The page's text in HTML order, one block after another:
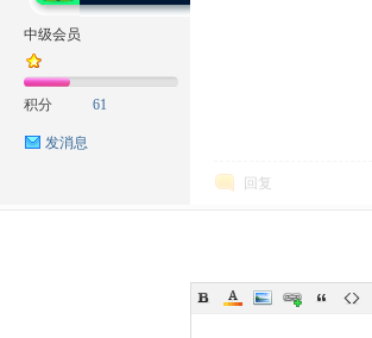
中级会员
积分 61
发消息
回复